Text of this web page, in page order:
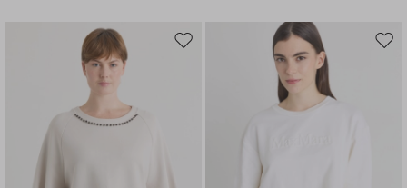
Sposta